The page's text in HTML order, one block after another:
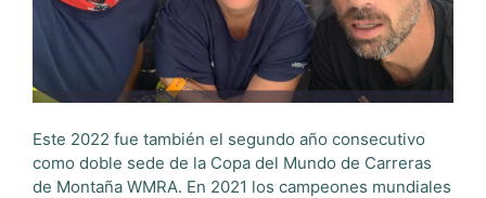
Este 2022 fue también el segundo año consecutivo
como doble sede de la Copa del Mundo de Carreras
de Montaña WMRA. En 2021 los campeones mundiales